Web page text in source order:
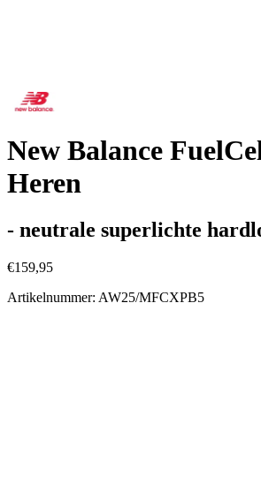
New Balance
Heren
- neutrale superlichte
€159,95
Artikelnummer: AW25/MFCXPB5